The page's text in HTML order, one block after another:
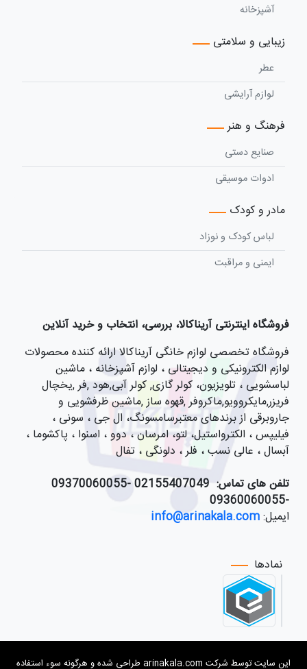
فروشگاه اینترنتی آریناکالا، بررسی، انتخاب و خرید آنلاین
فروشگاه تخصصی لوازم خانگی آریناکالا ارائه کننده محصولات
لوازم الکترونیکی و دیجیتالی ، لوازم آشپزخانه ، ماشین
لباسشویی ، تلویزیون، کولر گازی, کولر آبی,هود ,فر ,یخچال
فریزر,مایکروویو,ماکروفر ,قهوه ساز ,ماشین ظرفشویی و
جاروبرقی از برندهای معتبرسامسونگ، ال جی ، سونی ،
فیلیپس ، الکترواستیل، لتو، امرسان ، دوو ، اسنوا ، پاکشوما ،
آبسال ، عالی نسب ، فلر ، دلونگی ، تفال
تلفن های تماس:
021
55407049 -09370060055
-09360060055
ایمیل:info@arinakala.com
نمادها
آشپزخانه
زیبایی و سلامتی
عطر
لوازم آرایشی
فرهنگ و هنر
صنایع دستی
ادوات موسیقی
مادر و کودک
لباس کودک و نوزاد
ایمنی و مراقبت
این سایت توسط شرکت arinakala.com طراحی شده و هرگونه سوء استفاده